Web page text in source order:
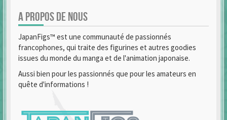
A PROPOS DE NOUS
JapanFigs™ est une communauté de passionnés
francophones, qui traite des figurines et autres goodies
issues du monde du manga et de l'animation japonaise.
Aussi bien pour les passionnés que pour les amateurs en
quête d'informations !